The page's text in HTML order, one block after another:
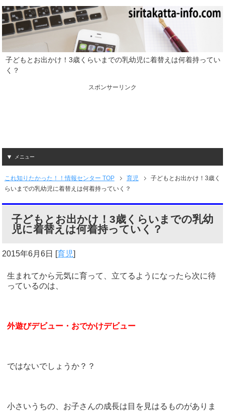
子どもとお出かけ！3歳くらいまでの乳幼児に着替えは何着持ってい
く？
スポンサーリンク
メニュー
これ知りたかった！！情報センター TOP 育児
子どもとお出かけ！3歳く
らいまでの乳幼児に着替えは何着持っていく？
子どもとお出かけ！3歳くらいまでの乳幼
児に着替えは何着持っていく？
2015年6月6日 [育児]
生まれてから元気に育って、立てるようになったら次に待
っているのは、
外遊びデビュー・おでかけデビュー
ではないでしょうか？？
小さいうちの、お子さんの成長は目を見はるものがありま